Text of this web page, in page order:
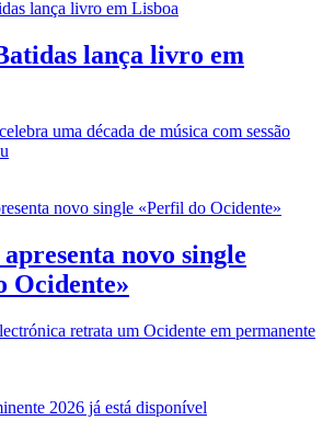
lança livro em
uma década de música com sessão
novo single
Ocidente»
retrata um Ocidente em permanente